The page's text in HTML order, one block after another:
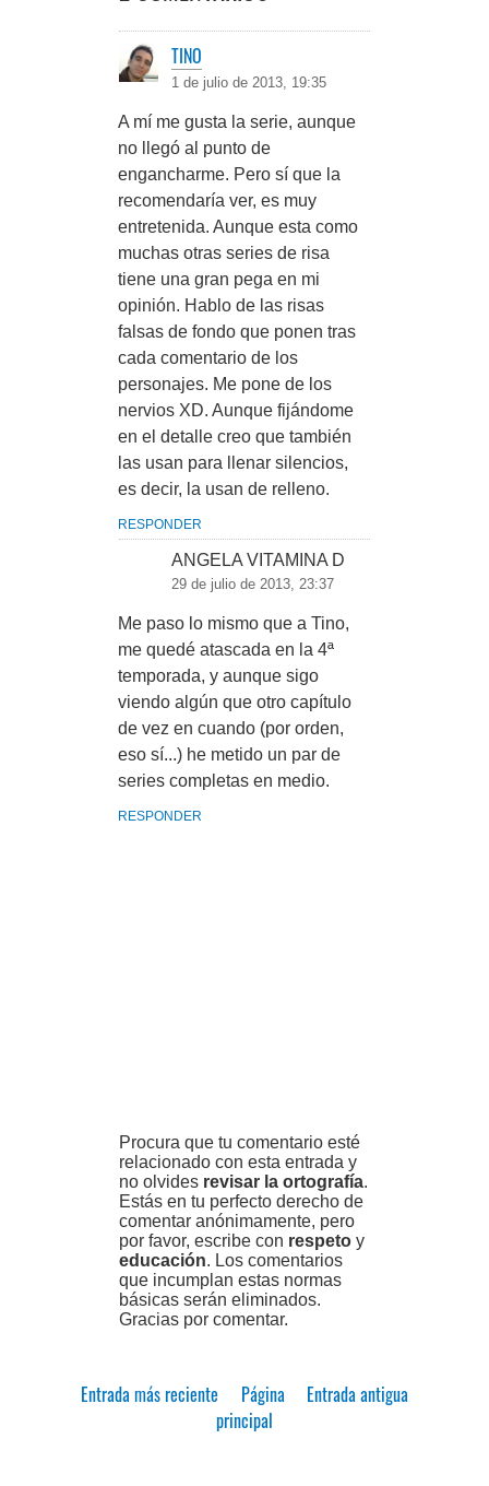
TINO
1 de julio de 2013, 19:35
A mí me gusta la serie, aunque
no llegó al punto de
engancharme. Pero sí que la
recomendaría ver, es muy
entretenida. Aunque esta como
muchas otras series de risa
tiene una gran pega en mi
opinión. Hablo de las risas
falsas de fondo que ponen tras
cada comentario de los
personajes. Me pone de los
nervios XD. Aunque fijándome
en el detalle creo que también
las usan para llenar silencios,
es decir, la usan de relleno.
RESPONDER
ANGELA VITAMINA D
29 de julio de 2013, 23:37
Me paso lo mismo que a Tino,
me quedé atascada en la 4ª
temporada, y aunque sigo
viendo algún que otro capítulo
de vez en cuando (por orden,
eso sí...) he metido un par de
series completas en medio.
RESPONDER
Procura que tu comentario esté
relacionado con esta entrada y
no olvides revisar la ortografía.
Estás en tu perfecto derecho de
comentar anónimamente, pero
por favor, escribe con respeto y
educación. Los comentarios
que incumplan estas normas
básicas serán eliminados.
Gracias por comentar.
Entrada más reciente Entrada antigua
Página
principal